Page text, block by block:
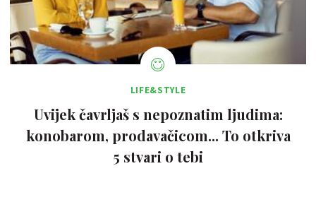
LIFE&STYLE
Uvijek čavrljaš s nepoznatim ljudima:
konobarom, prodavačicom... To otkriva
5 stvari o tebi